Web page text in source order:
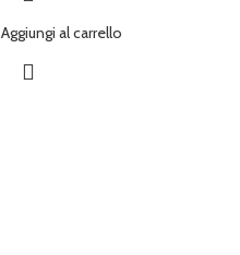
Aggiungi al carrello